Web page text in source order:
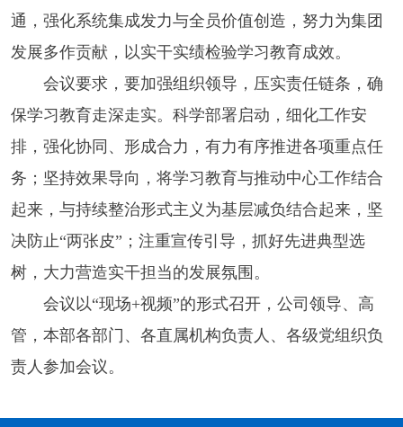
通，强化系统集成发力与全员价值创造，努力为集团
发展多作贡献，以实干实绩检验学习教育成效。
会议要求，要加强组织领导，压实责任链条，确
保学习教育走深走实。科学部署启动，细化工作安
排，强化协同、形成合力，有力有序推进各项重点任
务；坚持效果导向，将学习教育与推动中心工作结合
起来，与持续整治形式主义为基层减负结合起来，坚
决防止“两张皮”；注重宣传引导，抓好先进典型选
树，大力营造实干担当的发展氛围。
会议以“现场+视频”的形式召开，公司领导、高
管，本部各部门、各直属机构负责人、各级党组织负
责人参加会议。